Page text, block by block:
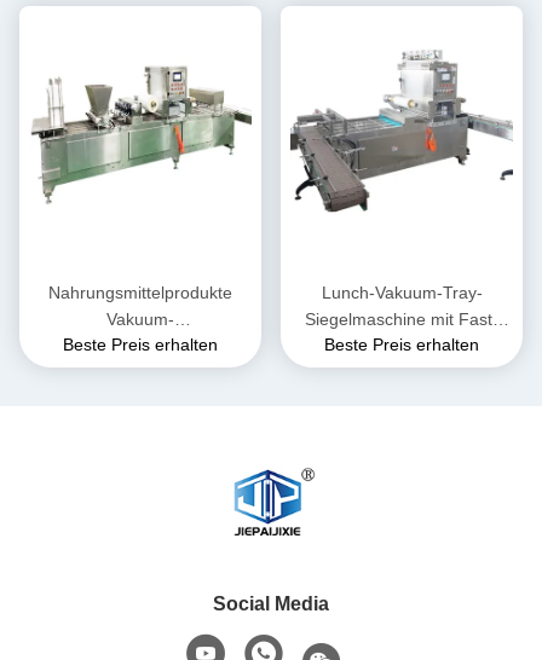
Nahrungsmittelprodukte
Vakuum-
Plastikfachversiegelungsmas
chine 5,5 kW Leistung für
Beste Preis erhalten
Lunch-Vakuum-Tray-
Siegelmaschine mit Fast-
Food-Container
Beste Preis erhalten
Social Media